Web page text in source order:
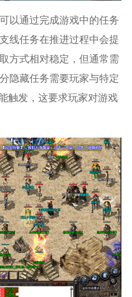
以通过完成游戏中的任务
线任务在推进过程中会提
方式相对稳定，但通常需
隐藏任务需要玩家与特定
触发，这要求玩家对游戏